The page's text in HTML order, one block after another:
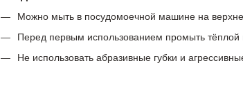
Можно мыть в посудомоечной машине на
Перед первым использованием промыть
Не использовать абразивные губки и